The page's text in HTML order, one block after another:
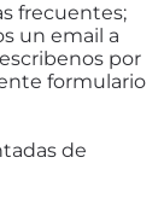
frecuentes;
un email a
por
formulario
de